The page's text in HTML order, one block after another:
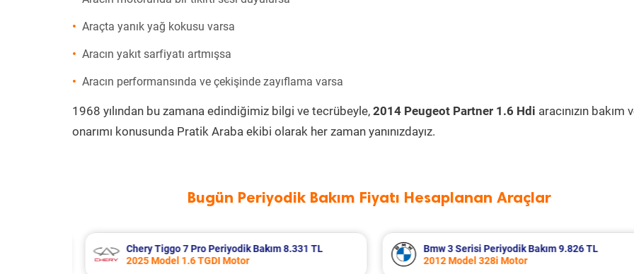
Araçta yanık yağ kokusu varsa
Aracın yakıt sarfiyatı artmışsa
Aracın performansında ve çekişinde zayıflama varsa
1968 yılından bu zamana edindiğimiz bilgi ve tecrübeyle, 2014 Peugeot Partner 1.6 Hdi aracınızın bakım
onarımı konusunda Pratik Araba ekibi olarak her zaman yanınızdayız.
Bugün Periyodik Bakım Fiyatı Hesaplanan Araçlar
Bmw 3 Serisi Periyodik Bakım 9.826 TL
2012 Model 328i Motor
Renault Modus Periyodik Bakım 6.828 TL
2006 Model 1.4 Motor